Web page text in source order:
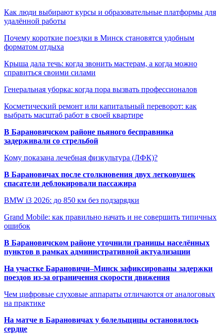
Как люди выбирают курсы и образовательные платформы для
удалённой работы
Почему короткие поездки в Минск становятся удобным
форматом отдыха
Крыша дала течь: когда звонить мастерам, а когда можно
справиться своими силами
Генеральная уборка: когда пора вызвать профессионалов
Косметический ремонт или капитальный переворот: как
выбрать масштаб работ в своей квартире
В Барановичском районе пьяного бесправника
задерживали со стрельбой
Кому показана лечебная физкультура (ЛФК)?
В Барановичах после столкновения двух легковушек
спасатели деблокировали пассажира
BMW i3 2026: до 850 км без подзарядки
Grand Mobile: как правильно начать и не совершить типичных
ошибок
В Барановичском районе уточнили границы населённых
пунктов в рамках административной актуализации
На участке Барановичи–Минск зафиксированы задержки
поездов из-за ограничения скорости движения
Чем цифровые слуховые аппараты отличаются от аналоговых
на практике
На матче в Барановичах у болельщицы остановилось
сердце